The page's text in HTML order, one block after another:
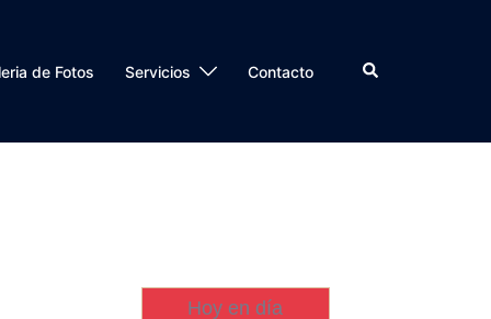
de Fotos Servicios Contacto Buscar
Hoy en día